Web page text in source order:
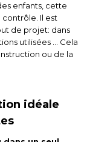
enfants, cette
Il est
de projet: dans
utilisées ... Cela
ou de la
idéale